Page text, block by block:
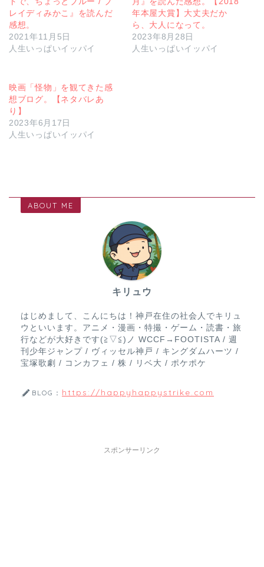
レイディみかこ』を読んだ
感想。
2021年11月5日
人生いっぱいイッパイ
年本屋大賞】大丈夫だか
ら、大人になって。
2023年8月28日
人生いっぱいイッパイ
映画「怪物」を観てきた感
想ブログ。【ネタバレあ
り】
2023年6月17日
人生いっぱいイッパイ
ABOUT ME
キリュウ
はじめまして、こんにちは！神戸在住の社会人でキリュ
ウといいます。アニメ・漫画・特撮・ゲーム・読書・旅
行などが大好きです(≧▽≦)ノ WCCF→FOOTISTA / 週
刊少年ジャンプ / ヴィッセル神戸 / キングダムハーツ /
宝塚歌劇 / コンカフェ / 株 / リベ大 / ポケポケ
BLOG： https://happyhappystrike.com
スポンサーリンク